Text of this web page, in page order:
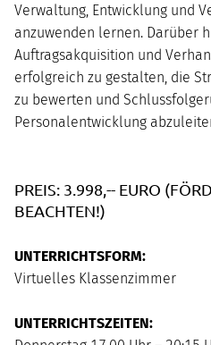
Verwaltung, Entwicklung und
anzuwenden lernen. Darüber
Auftragsakquisition und
erfolgreich zu gestalten, die
zu bewerten und
Personalentwicklung
PREIS: 3.998,-- EURO
BEACHTEN!)
UNTERRICHTSFORM:
Virtuelles Klassenzimmer
UNTERRICHTSZEITEN: